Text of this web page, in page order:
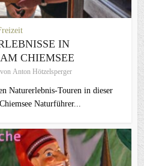
IN
CHIEMSEE
von Anton Hötzelsperger
Naturerlebnis-Touren in dieser
Naturführer...